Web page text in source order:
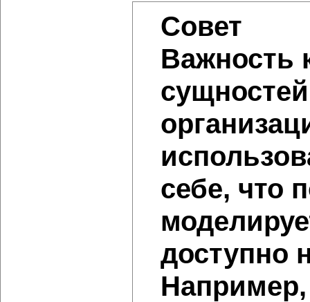
Совет
Важность
сущностей
себе, что
доступно